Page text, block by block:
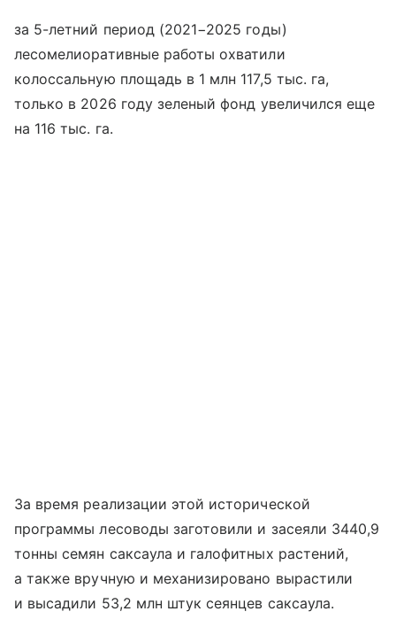
за 5-летний период (2021−2025 годы)
лесомелиоративные работы охватили
колоссальную площадь в 1 млн 117,5 тыс. га,
только в 2026 году зеленый фонд увеличился еще
на 116 тыс. га.
За время реализации этой исторической
программы лесоводы заготовили и засеяли 3440,9
тонны семян саксаула и галофитных растений,
а также вручную и механизировано вырастили
и высадили 53,2 млн штук сеянцев саксаула.